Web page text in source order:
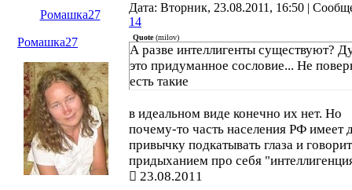
Ромашка27
Дата: Вторник, 23.08.2011, 16:50 |
14
Ромашка27
Quote(milov)
А разве интеллигенты существуют?
это придуманное сословие... Не
есть такие
в идеальном виде конечно их нет. Но
почему-то часть населения РФ имеет
привычку подкатывать глаза и
придыханием про себя
23.08.2011